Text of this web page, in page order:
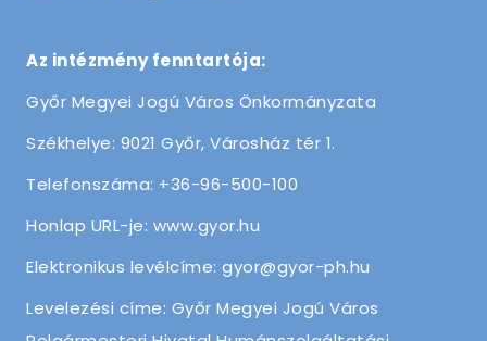
Az intézmény fenntartója:
Győr Megyei Jogú Város Önkormányzata
Székhelye: 9021 Győr, Városház tér 1.
Telefonszáma: +36-96-500-100
Honlap URL-je: www.gyor.hu
Elektronikus levélcíme: gyor@gyor-ph.hu
Levelezési címe: Győr Megyei Jogú Város